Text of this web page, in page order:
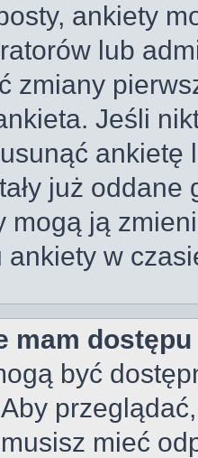
ankiety
lub
zmiany
Jeśli
już oddane
mogą ją
ankiety w
mam
być
mieć